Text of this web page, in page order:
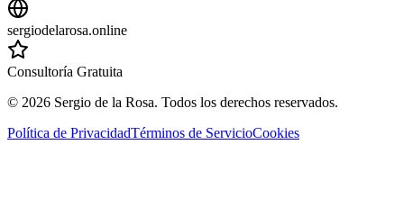
sergiodelarosa.online
Consultoría Gratuita
© 2026 Sergio de la Rosa. Todos los derechos reservados.
Política de PrivacidadTérminos de ServicioCookies